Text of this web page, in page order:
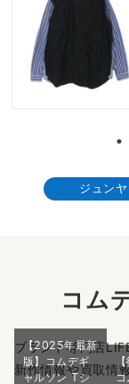
ジュン
コム
ブランド専門店
新作情報や買取情
【2025年最新
版】コムデギ
ャルソン Tシ
コ